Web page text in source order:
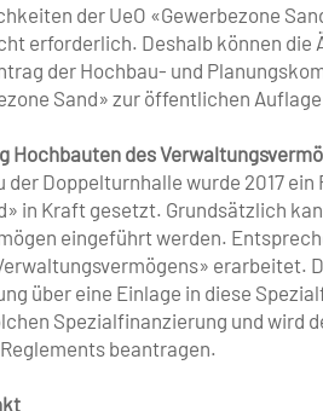
der UeO «Gewerbezone
erforderlich. Deshalb können
der Hochbau- und
Sand» zur öffentlichen
Hochbauten des
der Doppelturnhalle wurde 2017
in Kraft gesetzt. Grundsätzlich
eingeführt werden.
erarbeitet.
über eine Einlage in diese
Spezialfinanzierung und wird
beantragen.